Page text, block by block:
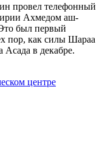
провел телефонный
Ахмедом аш-
был первый
пор, как силы Шараа
в декабре.